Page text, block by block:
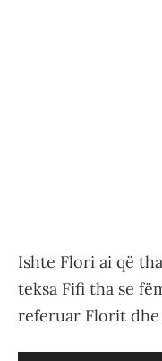
Ishte Flori ai që
teksa Fifi tha se
referuar Florit dhe